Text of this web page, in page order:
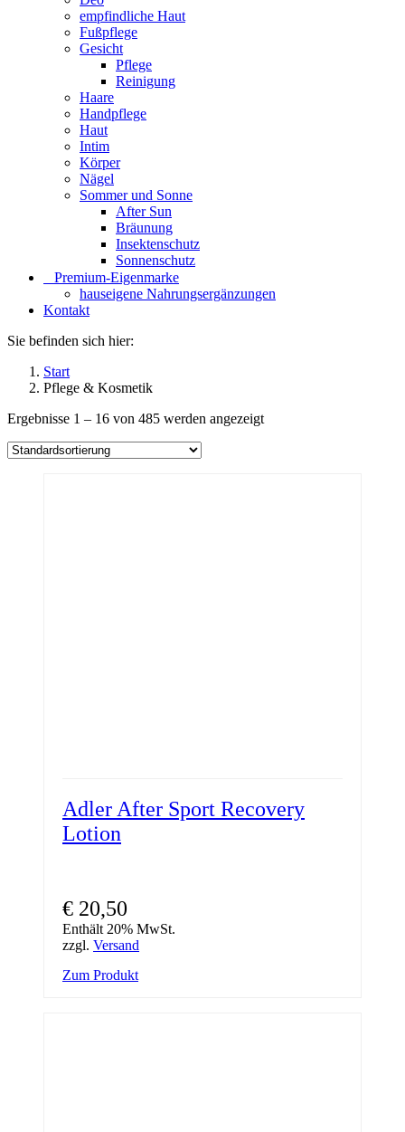
empfindliche Haut
Fußpflege
Gesicht
Pflege
Reinigung
Haare
Handpflege
Haut
Intim
Körper
Nägel
Sommer und Sonne
After Sun
Bräunung
Insektenschutz
Sonnenschutz
⠀​Premium-Eigenmarke
hauseigene Nahrungsergänzungen
Kontakt
Sie befinden sich hier:
Start
Pflege & Kosmetik
Ergebnisse 1 – 16 von 485 werden angezeigt
Adler After Sport Recovery
Lotion
€ 20,50
Enthält 20% MwSt.
zzgl. Versand
Zum Produkt